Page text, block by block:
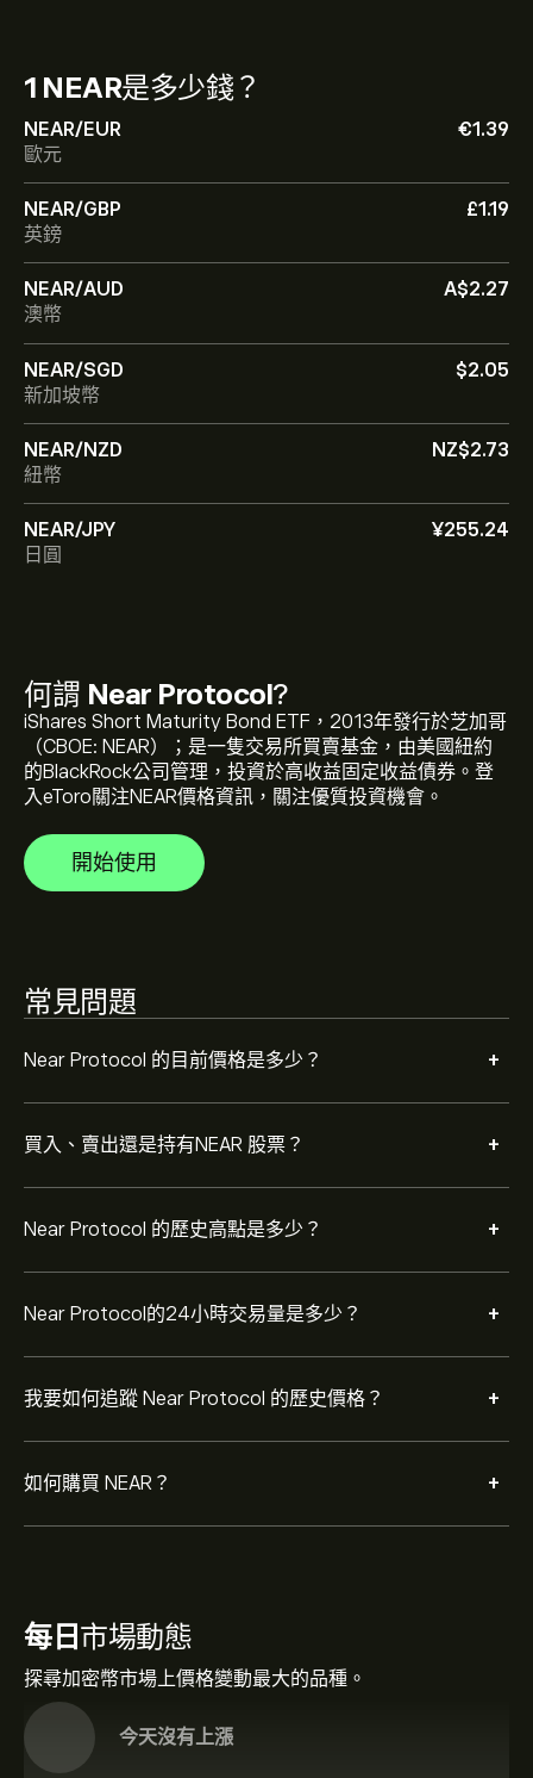
1 NEAR是多少錢？
NEAR/EUR
‎€‎1.39
歐元
NEAR/GBP
‎£‎1.19
英鎊
NEAR/AUD
‎A$‎2.27
澳幣
NEAR/SGD
‎$‎2.05
新加坡幣
NEAR/NZD
‎NZ$‎2.73
紐幣
NEAR/JPY
‎¥‎255.24
日圓
何謂 Near Protocol?
iShares Short Maturity Bond ETF，2013年發行於芝加哥
（CBOE: NEAR）；是一隻交易所買賣基金，由美國紐約
的BlackRock公司管理，投資於高收益固定收益債券。登
入eToro關注NEAR價格資訊，關注優質投資機會。
開始使用
常見問題
Near Protocol 的目前價格是多少？ +
NEAR 的目前價格是 ‎$‎1.603 美元
買入、賣出還是持有NEAR 股票？ +
Near Protocol 的歷史高點是多少？ +
Near Protocol 的歷史高點是 ‎$‎8.429 美元
Near Protocol的24小時交易量是多少？ +
Near Protocol 的 24 小時交易量為 150.84M
我要如何追蹤 Near Protocol 的歷史價格？ +
選取 eToro 圖表上的「1D」或「1W」時間範圍，並縮小
如何購買 NEAR？ +
Protocol (NEAR)"」頁面。在建立帳戶並存入資金後，請
按一下 [交易] 按鈕並決定要購買多少 Near Protocol。您
也可以下單，在未來以特定價格購買 NEAR。
每日 市場動態
探尋加密幣市場上價格變動最大的品種。
今天沒有上漲